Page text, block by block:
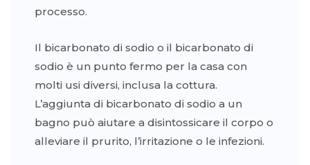
processo.
Il bicarbonato di sodio o il bicarbonato di
sodio è un punto fermo per la casa con
molti usi diversi, inclusa la cottura.
L’aggiunta di bicarbonato di sodio a un
bagno può aiutare a disintossicare il corpo o
alleviare il prurito, l’irritazione o le infezioni.